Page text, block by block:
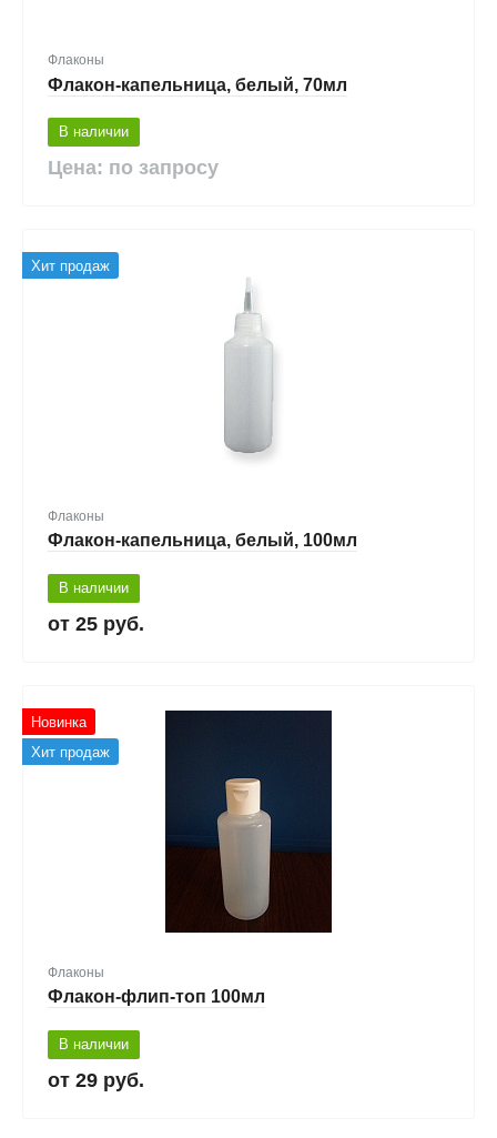
Флаконы
Флакон-капельница, белый, 70мл
В наличии
Цена: по запросу
Хит продаж
Флаконы
Флакон-капельница, белый, 100мл
В наличии
25 руб.
Новинка
Хит продаж
Флаконы
Флакон-флип-топ 100мл
В наличии
29 руб.